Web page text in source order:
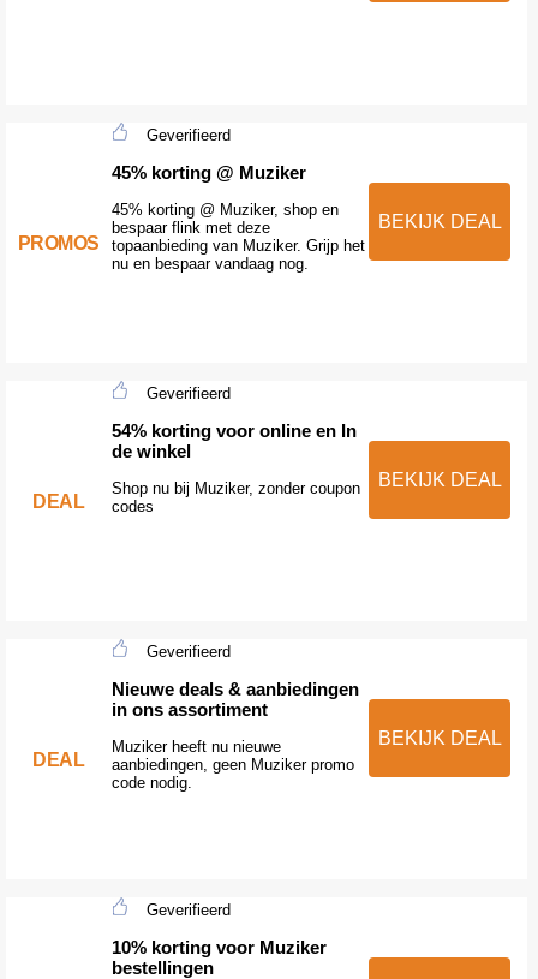
PROMOS
Geverifieerd
45% korting @ Muziker
45% korting @ Muziker, shop en
bespaar flink met deze
topaanbieding van Muziker. Grijp het
nu en bespaar vandaag nog.
BEKIJK DEAL
DEAL
Geverifieerd
54% korting voor online en In
de winkel
Shop nu bij Muziker, zonder coupon
codes
BEKIJK DEAL
DEAL
Geverifieerd
Nieuwe deals & aanbiedingen
in ons assortiment
Muziker heeft nu nieuwe
aanbiedingen, geen Muziker promo
code nodig.
BEKIJK DEAL
Geverifieerd
10% korting voor Muziker
bestellingen